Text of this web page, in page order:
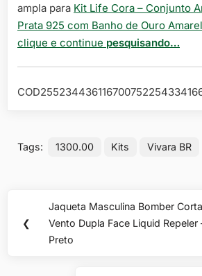
ampla para Kit Life Cora – Conjunto
Prata 925 com Banho de Ouro
clique e continue pesquisando…
Tags: 1300.00 Kits Vivara BR
Navegação
de
❮
Previous
Post:
Jaqueta Masculina Bomber Corta
Vento Dupla Face Liquid Repeler
Preto